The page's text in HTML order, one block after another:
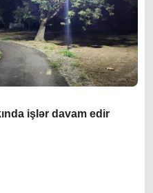
işlər davam edir